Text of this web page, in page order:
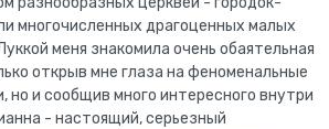
многочисленных драгоценных малых
меня знакомила очень обаятельная
открыв мне глаза на феноменальные
но и сообщив много интересного внутри
- настоящий, серьезный